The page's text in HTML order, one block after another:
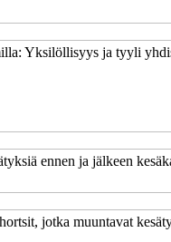
Yksilöllisyys ja tyyli
ennen ja jälkeen
jotka muuntavat